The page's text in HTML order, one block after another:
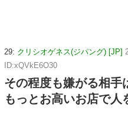
29: クリシオゲネス(ジパング) [JP]
ID:xQVkE6O30
その程度も嫌がる相手
もっとお高いお店で人